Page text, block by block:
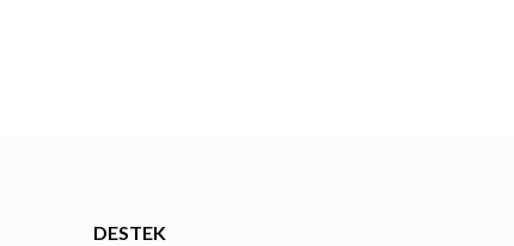
DESTEK